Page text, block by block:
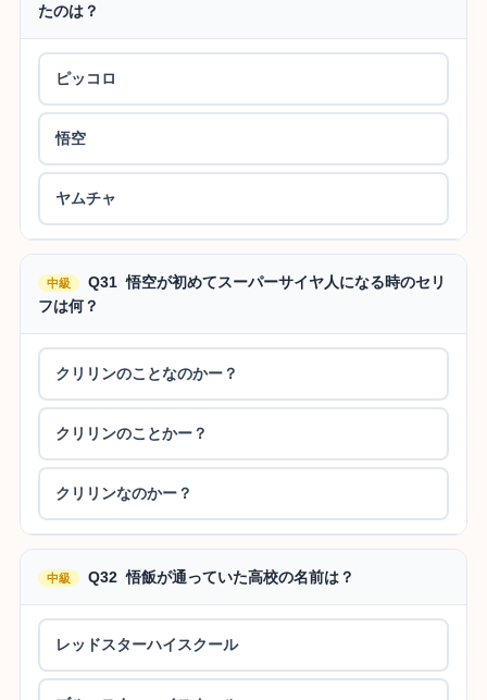
たのは？
ピッコロ
悟空
ヤムチャ
中級
Q31 悟空が初めてスーパーサイヤ人になる時のセリ
フは何？
クリリンのことなのかー？
クリリンのことかー？
クリリンなのかー？
中級 Q32 悟飯が通っていた高校の名前は？
レッドスターハイスクール